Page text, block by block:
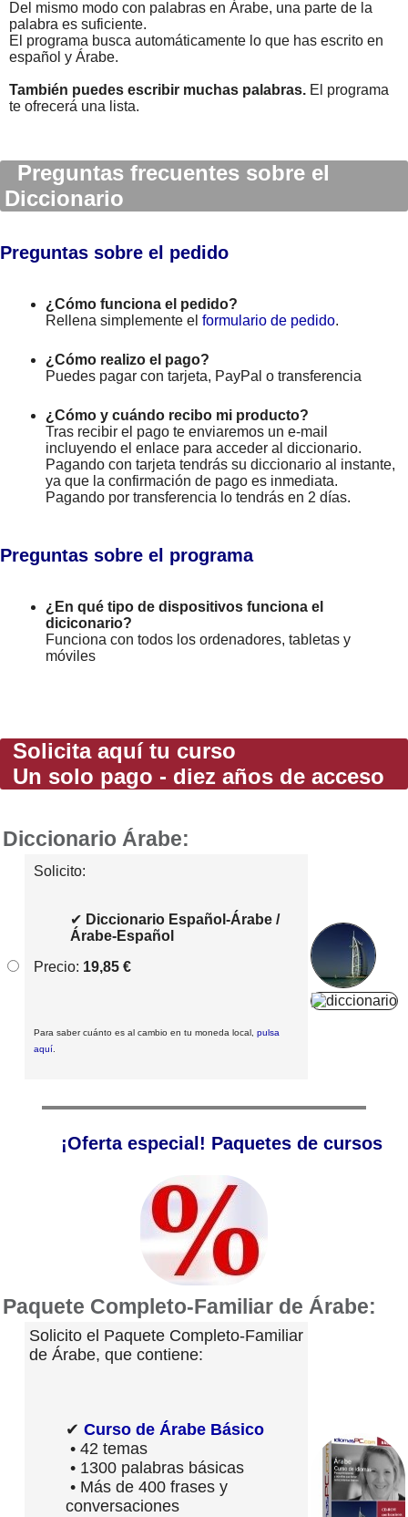
Del mismo modo con palabras en Árabe, una parte de la
palabra es suficiente.
El programa busca automáticamente lo que has escrito en
español y Árabe.
También puedes escribir muchas palabras. El programa
te ofrecerá una lista.
Preguntas frecuentes sobre el
Diccionario
Preguntas sobre el pedido
¿Cómo funciona el pedido?
Rellena simplemente el formulario de pedido.
¿Cómo realizo el pago?
Puedes pagar con tarjeta, PayPal o transferencia
¿Cómo y cuándo recibo mi producto?
Tras recibir el pago te enviaremos un e-mail
incluyendo el enlace para acceder al diccionario.
Pagando con tarjeta tendrás su diccionario al instante,
ya que la confirmación de pago es inmediata.
Pagando por transferencia lo tendrás en 2 días.
Preguntas sobre el programa
¿En qué tipo de dispositivos funciona el
diciconario?
Funciona con todos los ordenadores, tabletas y
móviles
Solicita aquí tu curso
Un solo pago - diez años de acceso
Diccionario Árabe:
Solicito:
✔ Diccionario Español-Árabe /
Árabe-Español
Precio: 19,85 €
Para saber cuánto es al cambio en tu moneda local, pulsa
aquí.
¡Oferta especial! Paquetes de cursos
Paquete Completo-Familiar de Árabe:
Solicito el Paquete Completo-Familiar
de Árabe, que contiene:
✔ Curso de Árabe Básico
• 42 temas
• 1300 palabras básicas
• Más de 400 frases y
conversaciones